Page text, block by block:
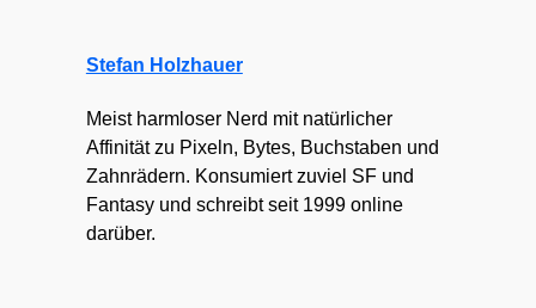
Stefan Holzhauer
Meist harmloser Nerd mit natürlicher
Affinität zu Pixeln, Bytes, Buchstaben und
Zahnrädern. Konsumiert zuviel SF und
Fantasy und schreibt seit 1999 online
darüber.